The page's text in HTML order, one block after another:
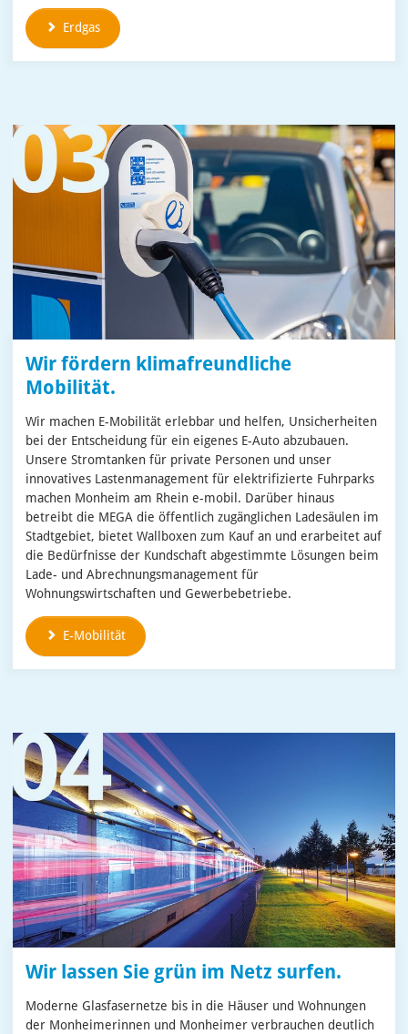
Erdgas
Wir fördern klimafreundliche
Mobilität.
Wir machen E-Mobilität erlebbar und helfen, Unsicherheiten
bei der Entscheidung für ein eigenes E-Auto abzubauen.
Unsere Stromtanken für private Personen und unser
innovatives Lastenmanagement für elektrifizierte Fuhrparks
machen Monheim am Rhein e-mobil. Darüber hinaus
betreibt die MEGA die öffentlich zugänglichen Ladesäulen im
Stadtgebiet, bietet Wallboxen zum Kauf an und erarbeitet auf
die Bedürfnisse der Kundschaft abgestimmte Lösungen beim
Lade- und Abrechnungsmanagement für
Wohnungswirtschaften und Gewerbebetriebe.
E-Mobilität
Wir lassen Sie grün im Netz surfen.
Moderne Glasfasernetze bis in die Häuser und Wohnungen
der Monheimerinnen und Monheimer verbrauchen deutlich